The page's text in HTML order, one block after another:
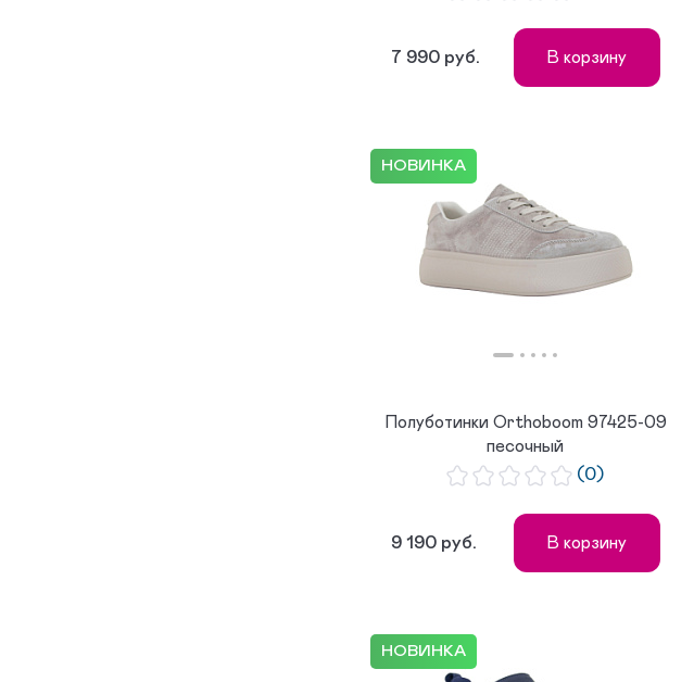
7 990 руб. В корзину
НОВИНКА
Полуботинки Orthoboom 97425-09
песочный
(0)
9 190 руб. В корзину
НОВИНКА